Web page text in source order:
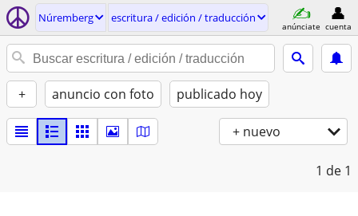
Núremberg escritura / edición / traducción
anúnciate cuenta
+ anuncio con foto publicado hoy
+ nuevo
1 de 1